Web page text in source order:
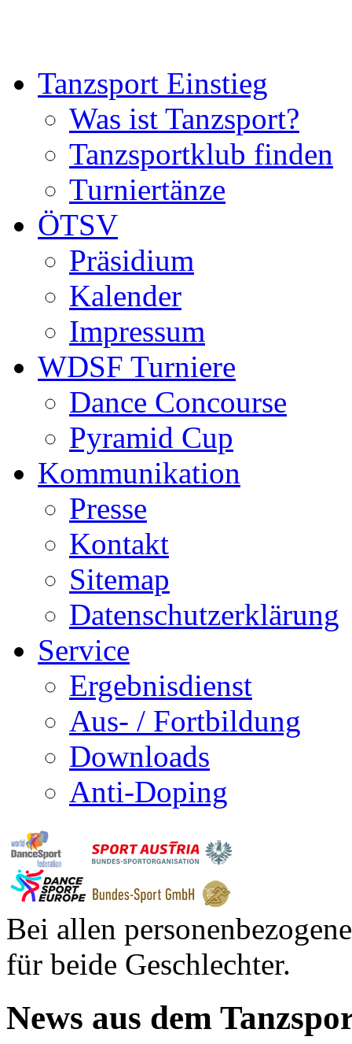
Tanzsport Einstieg
Was ist Tanzsport?
Tanzsportklub finden
Turniertänze
ÖTSV
Präsidium
Kalender
Impressum
WDSF Turniere
Dance Concourse
Pyramid Cup
Kommunikation
Presse
Kontakt
Sitemap
Datenschutzerklärung
Service
Ergebnisdienst
Aus- / Fortbildung
Downloads
Anti-Doping
Bei allen
für beide Geschlechter.
News aus dem